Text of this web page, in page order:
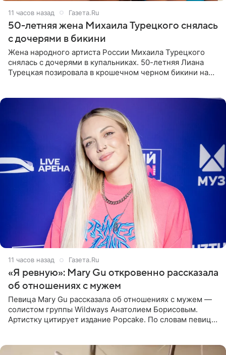
11 часов назад Газета.Ru
50-летняя жена Михаила Турецкого снялась
с дочерями в бикини
Жена народного артиста России Михаила Турецкого
снялась с дочерями в купальниках. 50-летняя Лиана
Турецкая позировала в крошечном черном бикини на
11 часов назад Газета.Ru
«Я ревную»: Mary Gu откровенно рассказала
об отношениях с мужем
Певица Mary Gu рассказала об отношениях с мужем —
солистом группы Wildways Анатолием Борисовым.
Артистку цитирует издание Popcake. По словам певицы,